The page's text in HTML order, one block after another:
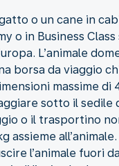
o un cane in
o in Business Class
L’animale
borsa da viaggio
massime di
sotto il sedile
o il trasportino
assieme
l’animale fuori